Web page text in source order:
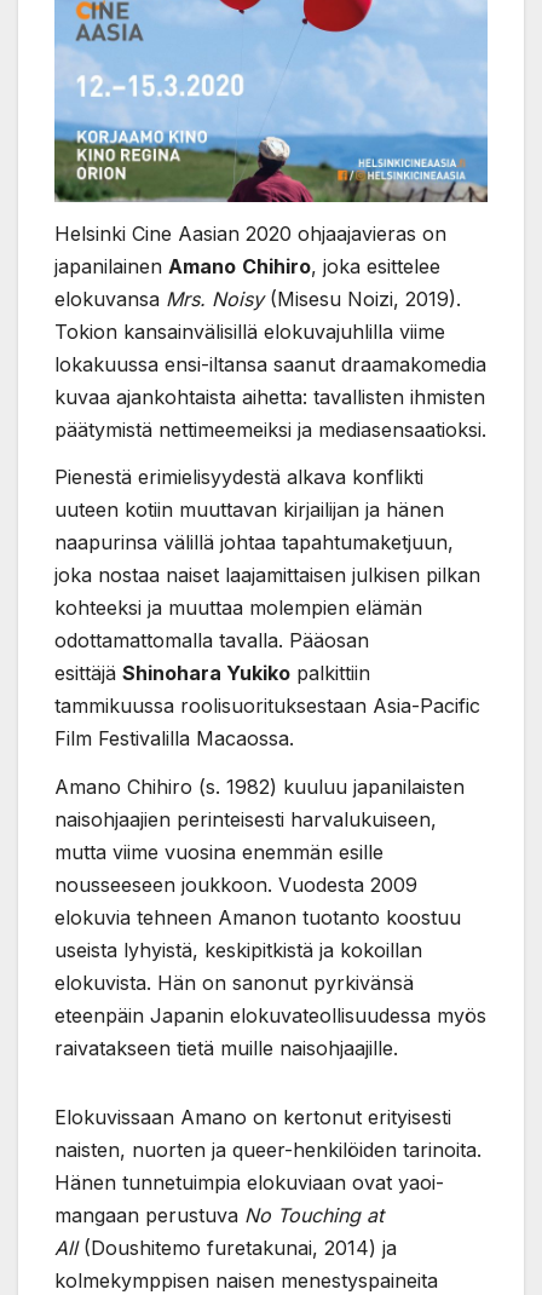
Helsinki Cine Aasian 2020 ohjaajavieras on
japanilainen Amano Chihiro, joka esittelee
elokuvansa Mrs. Noisy (Misesu Noizi, 2019).
Tokion kansainvälisillä elokuvajuhlilla viime
lokakuussa ensi-iltansa saanut draamakomedia
kuvaa ajankohtaista aihetta: tavallisten ihmisten
päätymistä nettimeemeiksi ja mediasensaatioksi.
Pienestä erimielisyydestä alkava konflikti
uuteen kotiin muuttavan kirjailijan ja hänen
naapurinsa välillä johtaa tapahtumaketjuun,
joka nostaa naiset laajamittaisen julkisen pilkan
kohteeksi ja muuttaa molempien elämän
odottamattomalla tavalla. Pääosan
esittäjä Shinohara Yukiko palkittiin
tammikuussa roolisuorituksestaan Asia-Pacific
Film Festivalilla Macaossa.
Amano Chihiro (s. 1982) kuuluu japanilaisten
naisohjaajien perinteisesti harvalukuiseen,
mutta viime vuosina enemmän esille
nousseeseen joukkoon. Vuodesta 2009
elokuvia tehneen Amanon tuotanto koostuu
useista lyhyistä, keskipitkistä ja kokoillan
elokuvista. Hän on sanonut pyrkivänsä
eteenpäin Japanin elokuvateollisuudessa myös
raivatakseen tietä muille naisohjaajille.
Elokuvissaan Amano on kertonut erityisesti
naisten, nuorten ja queer-henkilöiden tarinoita.
Hänen tunnetuimpia elokuviaan ovat yaoi-
mangaan perustuva No Touching at
All(Doushitemo furetakunai, 2014) ja
kolmekymppisen naisen menestyspaineita